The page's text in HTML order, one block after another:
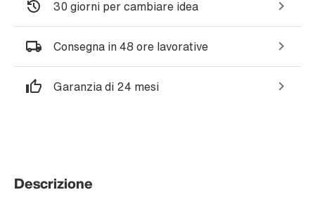
30 giorni per cambiare idea
Consegna in 48 ore lavorative
Garanzia di 24 mesi
Descrizione